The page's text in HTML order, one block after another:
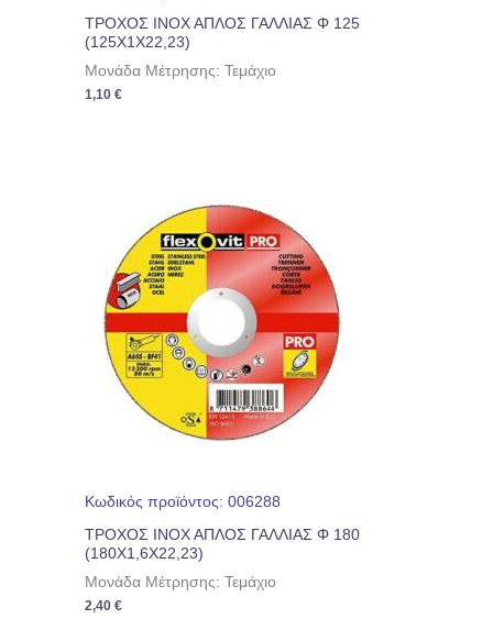
ΤΡΟΧΟΣ ΙΝΟΧ ΑΠΛΟΣ ΓΑΛΛΙΑΣ Φ 125
(125Χ1Χ22,23)
Μονάδα Μέτρησης: Τεμάχιο
1,10€
Κωδικός προϊόντος: 006288
ΤΡΟΧΟΣ ΙΝΟΧ ΑΠΛΟΣ ΓΑΛΛΙΑΣ Φ 180
(180Χ1,6Χ22,23)
Μονάδα Μέτρησης: Τεμάχιο
2,40€